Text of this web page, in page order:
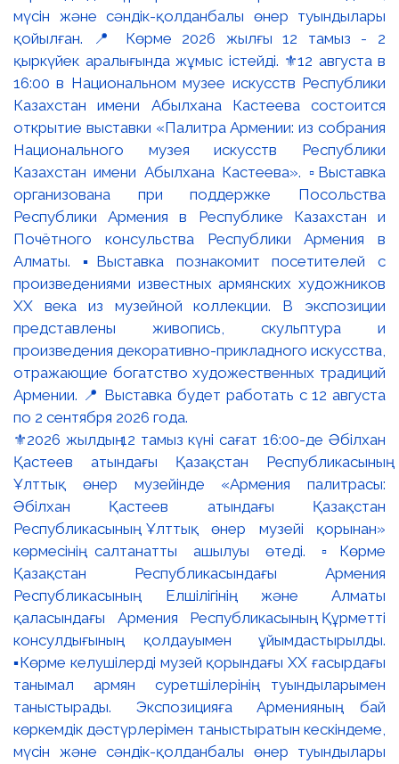
⚜️2026 жылдың 12 тамыз күні сағат 16:00-де Әбілхан
Қастеев атындағы Қазақстан Республикасының
Ұлттық өнер музейінде «Армения палитрасы:
Әбілхан Қастеев атындағы Қазақстан
Республикасының Ұлттық өнер музейі қорынан»
көрмесінің салтанатты ашылуы өтеді. ▫️Көрме
Қазақстан Республикасындағы Армения
Республикасының Елшілігінің және Алматы
қаласындағы Армения Республикасының Құрметті
консулдығының қолдауымен ұйымдастырылды.
▪️Көрме келушілерді музей қорындағы ХХ ғасырдағы
танымал армян суретшілерінің туындыларымен
таныстырады. Экспозицияға Арменияның бай
көркемдік дәстүрлерімен таныстыратын кескіндеме,
мүсін және сәндік-қолданбалы өнер туындылары